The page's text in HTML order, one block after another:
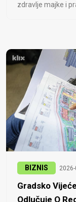
zdravlje majke i
BIZNIS
Gradsko
Odlučuje O